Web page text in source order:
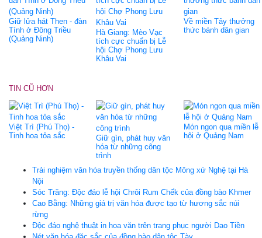
Giữ lửa hát Then - đàn
Tính ở Đông Triều
(Quảng Ninh)
Hà Giang: Mèo Vạc
tích cực chuẩn bị Lễ
hội Chợ Phong Lưu
Khâu Vai
Về miền Tây thưởng
thức bánh dân gian
TIN CŨ HƠN
Việt Trì (Phú Thọ) -
Tinh hoa tỏa sắc
Giữ gìn, phát huy văn
hóa từ những công
trình
Món ngon qua miền lễ
hội ở Quảng Nam
Trải nghiệm văn hóa truyền thống dân tộc Mông xứ Nghệ tại Hà
Nội
Sóc Trăng: Độc đáo lễ hội Chrôi Rum Chếk của đồng bào Khmer
Cao Bằng: Những giá trị văn hóa được tạo từ hương sắc núi
rừng
Độc đáo nghệ thuật in hoa văn trên trang phục người Dao Tiền